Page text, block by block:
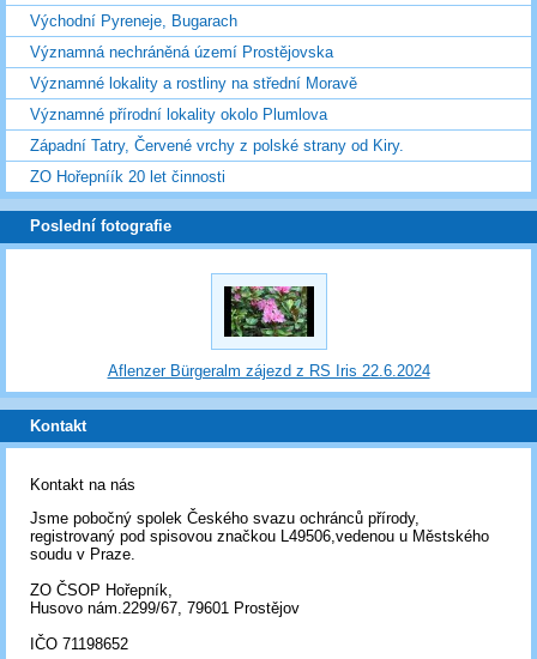
Východní Pyreneje, Bugarach
Významná nechráněná území Prostějovska
Významné lokality a rostliny na střední Moravě
Významné přírodní lokality okolo Plumlova
Západní Tatry, Červené vrchy z polské strany od Kiry.
ZO Hořepníík 20 let činnosti
Poslední fotografie
Aflenzer Bürgeralm zájezd z RS Iris 22.6.2024
Kontakt
Kontakt na nás
Jsme pobočný spolek Českého svazu ochránců přírody,
registrovaný pod spisovou značkou L49506,vedenou u Městského
soudu v Praze.
ZO ČSOP Hořepník,
Husovo nám.2299/67, 79601 Prostějov
IČO 71198652